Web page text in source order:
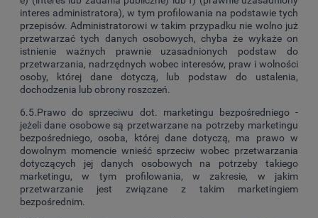
interes administratora), w tym profilowania na podstawie tych
przepisów. Administratorowi w takim przypadku nie wolno już
przetwarzać tych danych osobowych, chyba że wykaże on
istnienie ważnych prawnie uzasadnionych podstaw do
przetwarzania, nadrzędnych wobec interesów, praw i wolności
osoby, której dane dotyczą, lub podstaw do ustalenia,
dochodzenia lub obrony roszczeń.
6.5.Prawo do sprzeciwu dot. marketingu bezpośredniego -
jeżeli dane osobowe są przetwarzane na potrzeby marketingu
bezpośredniego, osoba, której dane dotyczą, ma prawo w
dowolnym momencie wnieść sprzeciw wobec przetwarzania
dotyczących jej danych osobowych na potrzeby takiego
marketingu, w tym profilowania, w zakresie, w jakim
przetwarzanie jest związane z takim marketingiem
bezpośrednim.